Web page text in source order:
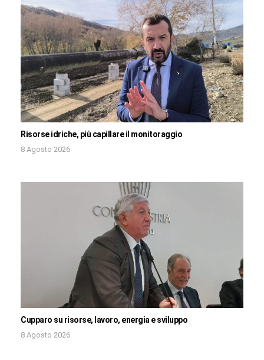
Risorse idriche, più capillare il monitoraggio
8 Agosto 2026
Cupparo su risorse, lavoro, energia e sviluppo
8 Agosto 2026